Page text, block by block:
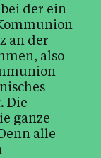
der ein
an der
also
Die
ganze
alle